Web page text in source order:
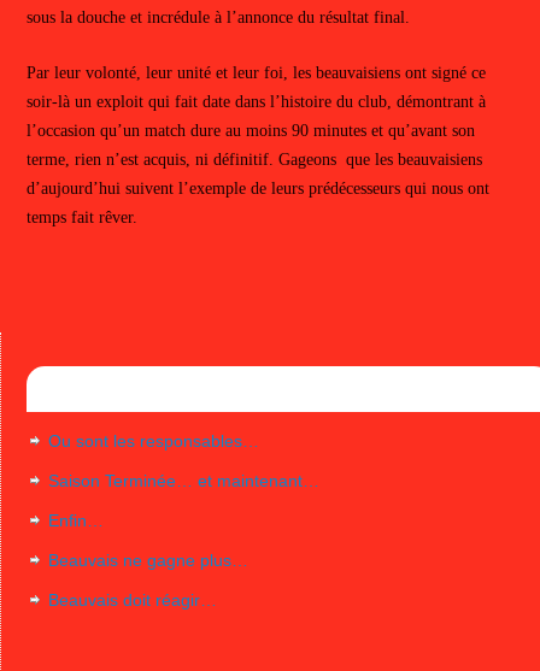
sous la douche et incrédule à l’annonce du résultat final.
Par leur volonté, leur unité et leur foi, les beauvaisiens ont signé ce
soir-là un exploit qui fait date dans l’histoire du club, démontrant à
l’occasion qu’un match dure au moins 90 minutes et qu’avant son
terme, rien n’est acquis, ni définitif. Gageons que les beauvaisiens
d’aujourd’hui suivent l’exemple de leurs prédécesseurs qui nous ont
temps fait rêver.
Ou sont les responsables…
Saison Terminée… et maintenant…
Enfin…
Beauvais ne gagne plus…
Beauvais doit réagir…